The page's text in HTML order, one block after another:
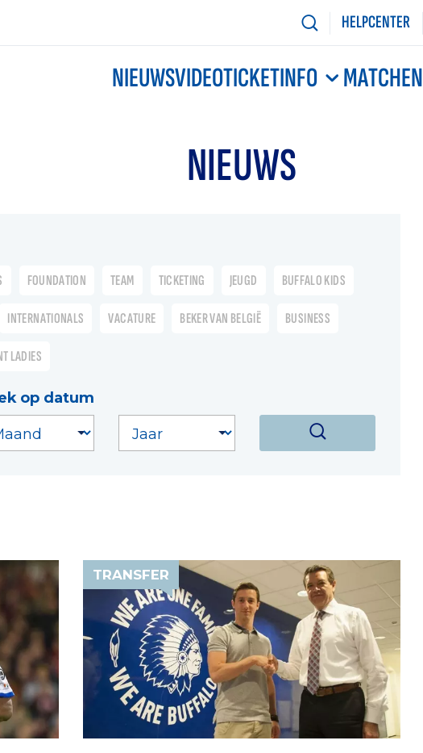
HELPCENTER
NIEUWSVIDEOTICKETINFO MATCHEN
NIEUWS
FOUNDATION TEAM TICKETING JEUGD BUFFALO KIDS
INTERNATIONALS VACATURE BEKER VAN BELGIË BUSINESS
LADIES
op datum
TRANSFER